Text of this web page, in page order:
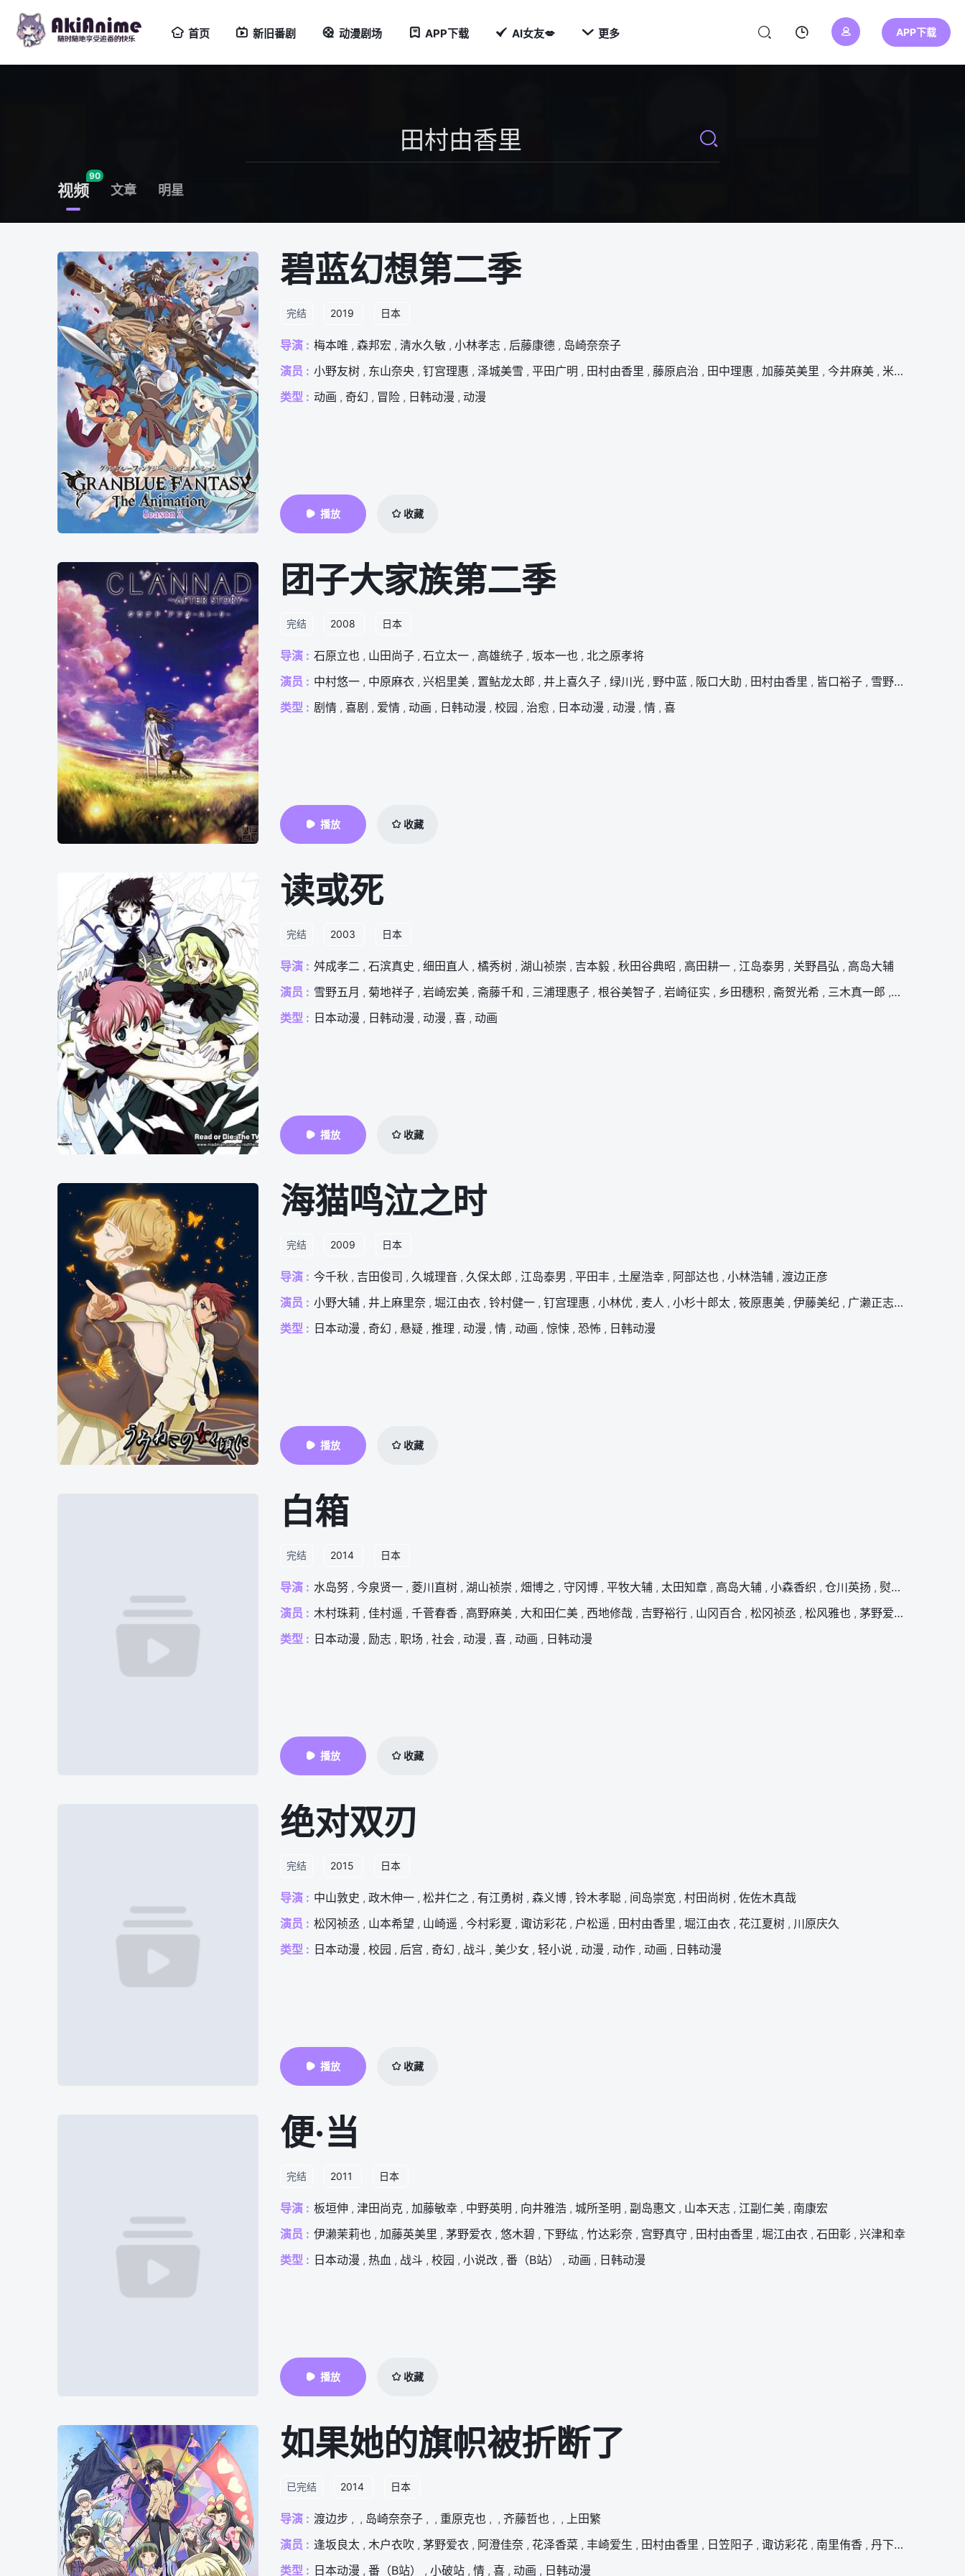
首页 新旧番剧 动漫剧场 APP下载 AI女友💋  更多 APP下载
视频
90
文章 明星
碧蓝幻想第二季
完结 2019 日本
导演 : 梅本唯 , 森邦宏 , 清水久敏 , 小林孝志 , 后藤康德 , 岛崎奈奈子
演员 : 小野友树 , 东山奈央 , 钉宫理惠 , 泽城美雪 , 平田广明 , 田村由香里 , 藤原启治 , 田中理惠 , 加藤英美里 , 今井麻美 , 米泽圆
类型 : 动画 , 奇幻 , 冒险 , 日韩动漫 , 动漫
播放 收藏
团子大家族第二季
完结 2008 日本
导演 : 石原立也 , 山田尚子 , 石立太一 , 高雄统子 , 坂本一也 , 北之原孝将
演员 : 中村悠一 , 中原麻衣 , 兴梠里美 , 置鲇龙太郎 , 井上喜久子 , 绿川光 , 野中蓝 , 阪口大助 , 田村由香里 , 皆口裕子 , 雪野五月
类型 : 剧情 , 喜剧 , 爱情 , 动画 , 日韩动漫 , 校园 , 治愈 , 日本动漫 , 动漫 , 情 , 喜
播放 收藏
读或死
完结 2003 日本
导演 : 舛成孝二 , 石滨真史 , 细田直人 , 橘秀树 , 湖山祯崇 , 吉本毅 , 秋田谷典昭 , 高田耕一 , 江岛泰男 , 关野昌弘 , 高岛大辅
演员 : 雪野五月 , 菊地祥子 , 岩崎宏美 , 斋藤千和 , 三浦理惠子 , 根谷美智子 , 岩崎征实 , 乡田穗积 , 斋贺光希 , 三木真一郎 , 田村由香里
类型 : 日本动漫 , 日韩动漫 , 动漫 , 喜 , 动画
播放 收藏
海猫鸣泣之时
完结 2009 日本
导演 : 今千秋 , 吉田俊司 , 久城理音 , 久保太郎 , 江岛泰男 , 平田丰 , 土屋浩幸 , 阿部达也 , 小林浩辅 , 渡边正彦
演员 : 小野大辅 , 井上麻里奈 , 堀江由衣 , 铃村健一 , 钉宫理惠 , 小林优 , 麦人 , 小杉十郎太 , 筱原惠美 , 伊藤美纪 , 广濑正志 ,
类型 : 日本动漫 , 奇幻 , 悬疑 , 推理 , 动漫 , 情 , 动画 , 惊悚 , 恐怖 , 日韩动漫
播放 收藏
白箱
完结 2014 日本
导演 : 水岛努 , 今泉贤一 , 菱川直树 , 湖山祯崇 , 畑博之 , 守冈博 , 平牧大辅 , 太田知章 , 高岛大辅 , 小森香织 , 仓川英扬 , 熨斗谷充孝
演员 : 木村珠莉 , 佳村遥 , 千菅春香 , 高野麻美 , 大和田仁美 , 西地修哉 , 吉野裕行 , 山冈百合 , 松冈祯丞 , 松风雅也 , 茅野爱衣
类型 : 日本动漫 , 励志 , 职场 , 社会 , 动漫 , 喜 , 动画 , 日韩动漫
播放 收藏
绝对双刃
完结 2015 日本
导演 : 中山敦史 , 政木伸一 , 松井仁之 , 有江勇树 , 森义博 , 铃木孝聪 , 间岛崇宽 , 村田尚树 , 佐佐木真哉
演员 : 松冈祯丞 , 山本希望 , 山崎遥 , 今村彩夏 , 诹访彩花 , 户松遥 , 田村由香里 , 堀江由衣 , 花江夏树 , 川原庆久
类型 : 日本动漫 , 校园 , 后宫 , 奇幻 , 战斗 , 美少女 , 轻小说 , 动漫 , 动作 , 动画 , 日韩动漫
播放 收藏
便·当
完结 2011 日本
导演 : 板垣伸 , 津田尚克 , 加藤敏幸 , 中野英明 , 向井雅浩 , 城所圣明 , 副岛惠文 , 山本天志 , 江副仁美 , 南康宏
演员 : 伊濑茉莉也 , 加藤英美里 , 茅野爱衣 , 悠木碧 , 下野纮 , 竹达彩奈 , 宫野真守 , 田村由香里 , 堀江由衣 , 石田彰 , 兴津和幸
类型 : 日本动漫 , 热血 , 战斗 , 校园 , 小说改 , 番（B站） , 动画 , 日韩动漫
播放 收藏
如果她的旗帜被折断了
已完结 2014 日本
导演 : 渡边步 , , 岛崎奈奈子 , , 重原克也 , , 齐藤哲也 , , 上田繁
演员 : 逢坂良太 , 木户衣吹 , 茅野爱衣 , 阿澄佳奈 , 花泽香菜 , 丰崎爱生 , 田村由香里 , 日笠阳子 , 诹访彩花 , 南里侑香 , 丹下樱
类型 : 日本动漫 , 番（B站） , 小破站 , 情 , 喜 , 动画 , 日韩动漫